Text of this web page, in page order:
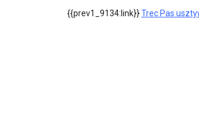
{{prev1_9134:link}}Trec Pas